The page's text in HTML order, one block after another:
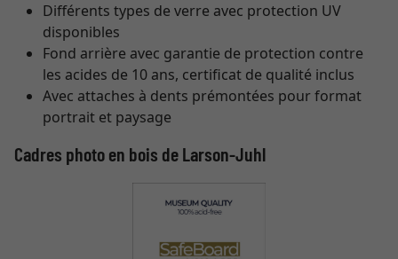
Différents types de verre avec protection UV
disponibles
Fond arrière avec garantie de protection contre
les acides de 10 ans, certificat de qualité inclus
Avec attaches à dents prémontées pour format
portrait et paysage
Cadres photo en bois de Larson-Juhl